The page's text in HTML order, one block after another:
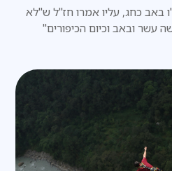
באב כחג, עליו אמרו חז"ל ש"לא
עשר ובאב וכיום הכיפורים"